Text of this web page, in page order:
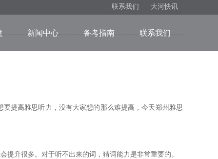
联系我们 大河快讯
新闻中心 备考指南 联系我们
提高雅思听力，没有大家想的那么难提高，今天郑州雅思
升很多。对于听不出来的词，猜词能力是非常重要的。